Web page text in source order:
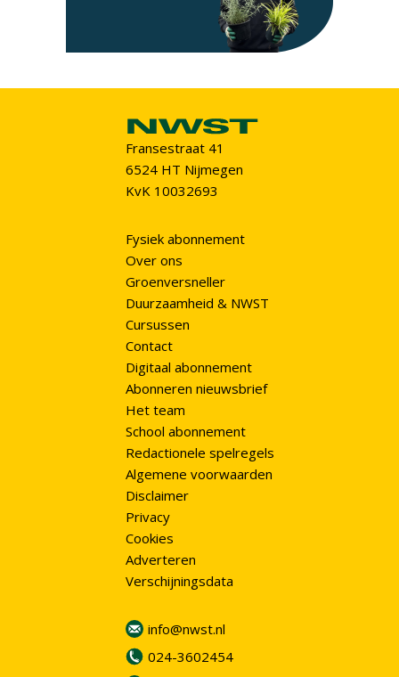
Fransestraat 41
6524 HT Nijmegen
KvK 10032693
Fysiek abonnement
Over ons
Groenversneller
Duurzaamheid & NWST
Cursussen
Contact
Digitaal abonnement
Abonneren nieuwsbrief
Het team
School abonnement
Redactionele spelregels
Algemene voorwaarden
Disclaimer
Privacy
Cookies
Adverteren
Verschijningsdata
info@nwst.nl
024-3602454